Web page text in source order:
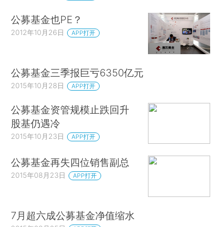
公募基金也PE？
2012年10月26日 APP打开
公募基金三季报巨亏6350亿元
2015年10月28日 APP打开
公募基金资管规模止跌回升
股基仍遇冷
2015年10月23日 APP打开
公募基金再失四位销售副总
2015年08月23日 APP打开
7月超六成公募基金净值缩水